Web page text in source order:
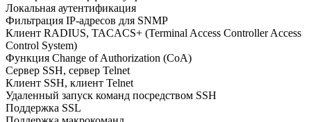
Локальная аутентификация
Фильтрация IP-адресов для SNMP
Клиент RADIUS, TACACS+ (Terminal Access Controller Access
Control System)
Функция Change of Authorization (CoA)
Сервер SSH, сервер Telnet
Клиент SSH, клиент Telnet
Удаленный запуск команд посредством SSH
Поддержка SSL